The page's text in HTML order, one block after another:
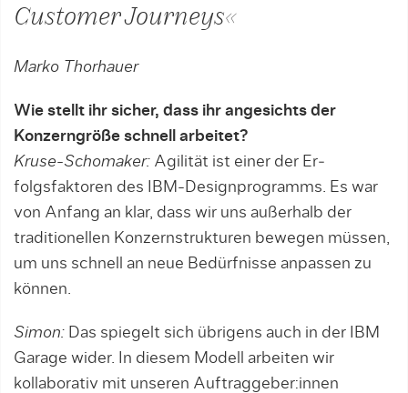
Customer Journeys«
Marko Thorhauer
Wie stellt ihr sicher, dass ihr angesichts der
Konzerngröße schnell arbeitet?
Kruse-Schomaker: Agilität ist einer der Er­
folgsfaktoren des IBM-Designprogramms. Es war
von Anfang an klar, dass wir uns au­ßerhalb der
traditionellen Konzernstruk­turen bewegen müssen,
um uns schnell an neue Bedürfnisse anpassen zu
können.
Simon: Das spiegelt sich übrigens auch in der IBM
Garage wider. In diesem Modell arbeiten wir
kollaborativ mit unseren Auf­traggeber:innen